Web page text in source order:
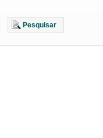
Pesquisar